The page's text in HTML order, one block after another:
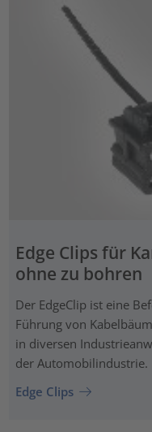
Edge Clips für
ohne zu bohren
Der EdgeClip ist eine
Führung von
in diversen
der Automobilindustrie.
Edge Clips